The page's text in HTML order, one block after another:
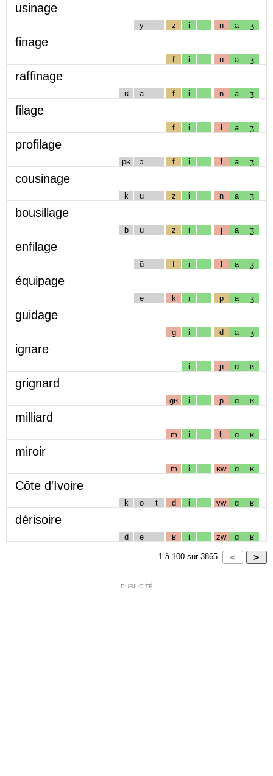
usinage
y z i n a ʒ
finage
f i n a ʒ
raffinage
ʁ a f i n a ʒ
filage
f i l a ʒ
profilage
pʁ ɔ f i l a ʒ
cousinage
k u z i n a ʒ
bousillage
b u z i j a ʒ
enfilage
ɑ̃ f i l a ʒ
équipage
e k i p a ʒ
guidage
g i d a ʒ
ignare
i ɲ ɑ ʁ
grignard
gʁ i ɲ ɑ ʁ
milliard
m i lj ɑ ʁ
miroir
m i ʁw ɑ ʁ
Côte d'Ivoire
k o t d i vw ɑ ʁ
dérisoire
d e ʁ i zw ɑ ʁ
1 à 100 sur 3865
PUBLICITÉ